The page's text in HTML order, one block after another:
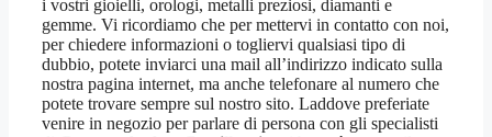
i vostri gioielli, orologi, metalli preziosi, diamanti e
gemme. Vi ricordiamo che per mettervi in contatto con noi,
per chiedere informazioni o togliervi qualsiasi tipo di
dubbio, potete inviarci una mail all’indirizzo indicato sulla
nostra pagina internet, ma anche telefonare al numero che
potete trovare sempre sul nostro sito. Laddove preferiate
venire in negozio per parlare di persona con gli specialisti